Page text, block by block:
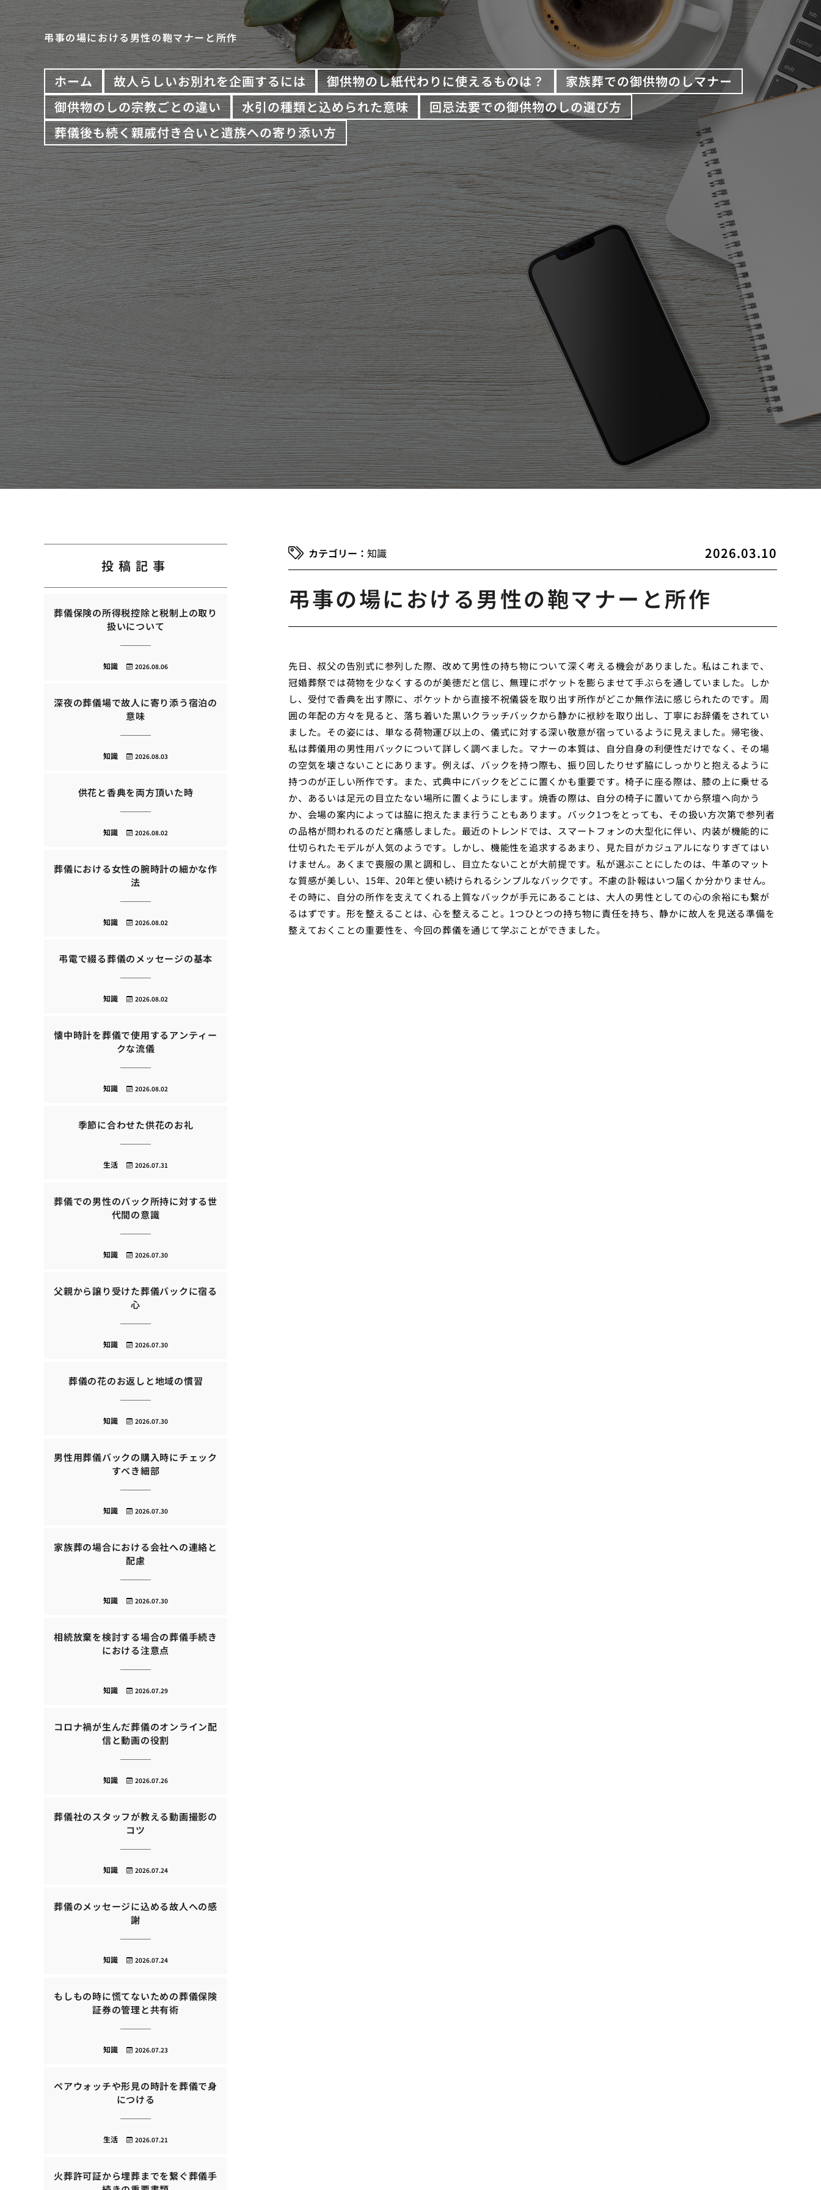
弔事の場における男性の鞄マナーと所作
ホーム 故人らしいお別れを企画するには 御供物のし紙代わりに使えるものは？
家族葬での御供物のしマナー
御供物のしの宗教ごとの違い
水引の種類と込められた意味
回忌法要での御供物のしの選び方
葬儀後も続く親戚付き合いと遺族への寄り添い方
2026.03.10
知識
弔事の場における男性の鞄マナーと所作
先日、叔父の告別式に参列した際、改めて男性の持ち物について深く考える機会がありました。私はこれまで、
冠婚葬祭では荷物を少なくするのが美徳だと信じ、無理にポケットを膨らませて手ぶらを通していました。しか
し、受付で香典を出す際に、ポケットから直接不祝儀袋を取り出す所作がどこか無作法に感じられたのです。周
囲の年配の方々を見ると、落ち着いた黒いクラッチバックから静かに袱紗を取り出し、丁寧にお辞儀をされてい
ました。その姿には、単なる荷物運び以上の、儀式に対する深い敬意が宿っているように見えました。帰宅後、
私は葬儀用の男性用バックについて詳しく調べました。マナーの本質は、自分自身の利便性だけでなく、その場
の空気を壊さないことにあります。例えば、バックを持つ際も、振り回したりせず脇にしっかりと抱えるように
持つのが正しい所作です。また、式典中にバックをどこに置くかも重要です。椅子に座る際は、膝の上に乗せる
か、あるいは足元の目立たない場所に置くようにします。焼香の際は、自分の椅子に置いてから祭壇へ向かう
か、会場の案内によっては脇に抱えたまま行うこともあります。バック1つをとっても、その扱い方次第で参列者
の品格が問われるのだと痛感しました。最近のトレンドでは、スマートフォンの大型化に伴い、内装が機能的に
仕切られたモデルが人気のようです。しかし、機能性を追求するあまり、見た目がカジュアルになりすぎてはい
けません。あくまで喪服の黒と調和し、目立たないことが大前提です。私が選ぶことにしたのは、牛革のマット
な質感が美しい、15年、20年と使い続けられるシンプルなバックです。不慮の訃報はいつ届くか分かりません。
その時に、自分の所作を支えてくれる上質なバックが手元にあることは、大人の男性としての心の余裕にも繋が
るはずです。形を整えることは、心を整えること。1つひとつの持ち物に責任を持ち、静かに故人を見送る準備を
整えておくことの重要性を、今回の葬儀を通じて学ぶことができました。
投稿記事
葬儀保険の所得税控除と税制上の取り
扱いについて
2026.08.06
知識
深夜の葬儀場で故人に寄り添う宿泊の
意味
2026.08.03
知識
供花と香典を両方頂いた時
2026.08.02
知識
葬儀における女性の腕時計の細かな作
法
2026.08.02
知識
弔電で綴る葬儀のメッセージの基本
2026.08.02
知識
懐中時計を葬儀で使用するアンティー
クな流儀
2026.08.02
知識
季節に合わせた供花のお礼
2026.07.31
生活
葬儀での男性のバック所持に対する世
代間の意識
2026.07.30
知識
父親から譲り受けた葬儀バックに宿る
心
2026.07.30
知識
葬儀の花のお返しと地域の慣習
2026.07.30
知識
男性用葬儀バックの購入時にチェック
すべき細部
2026.07.30
知識
家族葬の場合における会社への連絡と
配慮
2026.07.30
知識
相続放棄を検討する場合の葬儀手続き
における注意点
2026.07.29
知識
コロナ禍が生んだ葬儀のオンライン配
信と動画の役割
2026.07.26
知識
葬儀社のスタッフが教える動画撮影の
コツ
2026.07.24
知識
葬儀のメッセージに込める故人への感
謝
2026.07.24
知識
もしもの時に慌てないための葬儀保険
証券の管理と共有術
2026.07.23
知識
ペアウォッチや形見の時計を葬儀で身
につける
2026.07.21
生活
火葬許可証から埋葬までを繋ぐ葬儀手